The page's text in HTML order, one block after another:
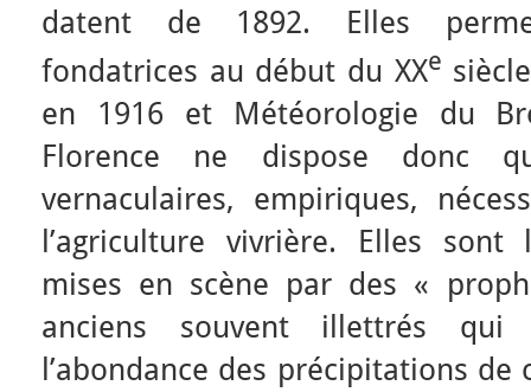
datent de 1892. Elles
fondatrices au début du XXe
en 1916 et Météorologie du
Florence ne dispose donc
vernaculaires, empiriques,
l’agriculture vivrière. Elles sont
mises en scène par des «
anciens souvent illettrés qui
l’abondance des précipitations